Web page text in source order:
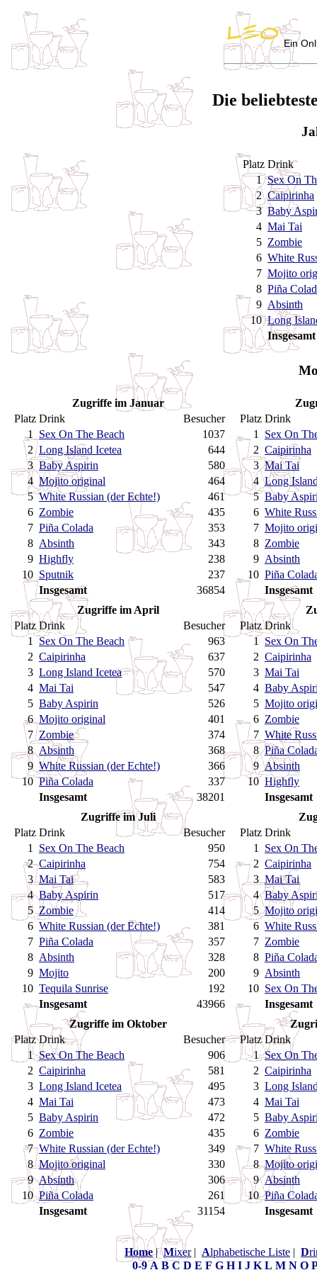
Ein
Die
Platz Drink
1 Sex On
2 Caipirinha
3 Baby
4 Mai Tai
5 Zombie
6 White
7 Mojito
8 Piña
9 Absinth
10 Long
Insgesamt
Zugriffe im Januar
Platz Drink
Besucher
1
Sex On The Beach
1037
2 Long Island Icetea
644
3 Baby Aspirin
580
4 Mojito original
464
5 White Russian (der Echte!)
461
6 Zombie
435
7 Piña Colada
353
8 Absinth
343
9 Highfly
238
10 Sputnik
237
Insgesamt
36854
Platz Drink
1
Sex On
2 Caipirinha
3 Mai Tai
4 Long
5 Baby
6 White
7 Mojito
8 Zombie
9 Absinth
10 Piña
Insgesamt
Zugriffe im April
Platz Drink
Besucher
1
Sex On The Beach
963
2 Caipirinha
637
3 Long Island Icetea
570
4 Mai Tai
547
5 Baby Aspirin
526
6 Mojito original
401
7 Zombie
374
8 Absinth
368
9 White Russian (der Echte!)
366
10 Piña Colada
337
Insgesamt
38201
Platz Drink
1
Sex On
2 Caipirinha
3 Mai Tai
4 Baby
5 Mojito
6 Zombie
7 White
8 Piña
9 Absinth
10 Highfly
Insgesamt
Zugriffe im Juli
Platz Drink
Besucher
1
Sex On The Beach
950
2 Caipirinha
754
3 Mai Tai
583
4 Baby Aspirin
517
5 Zombie
414
6 White Russian (der Echte!)
381
7 Piña Colada
357
8 Absinth
328
9 Mojito
200
10 Tequila Sunrise
192
Insgesamt
43966
Platz Drink
1
Sex On
2 Caipirinha
3 Mai Tai
4 Baby
5 Mojito
6 White
7 Zombie
8 Piña
9 Absinth
10 Sex On
Insgesamt
Zugriffe im Oktober
Platz Drink
Besucher
1 Sex On The Beach
906
2 Caipirinha
581
3 Long Island Icetea
495
4 Mai Tai
473
5 Baby Aspirin
472
6 Zombie
435
7 White Russian (der Echte!)
349
8 Mojito original
330
9 Absinth
306
10 Piña Colada
261
Insgesamt
31154
Platz Drink
1 Sex On
2 Caipirinha
3 Long
4 Mai Tai
5 Baby
6 Zombie
7 White
8 Mojito
9 Absinth
10 Piña
Insgesamt
Home|Mixer| Alphabetische Liste | D
0-9 A B C D E F G H I J K L M N O